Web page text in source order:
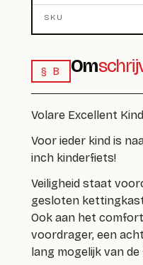
SKU
§ B Om
Volare Excellent
Voor ieder kind is
inch kinderfiets!
Veiligheid staat
gesloten
Ook aan het
voordrager, een
lang mogelijk van